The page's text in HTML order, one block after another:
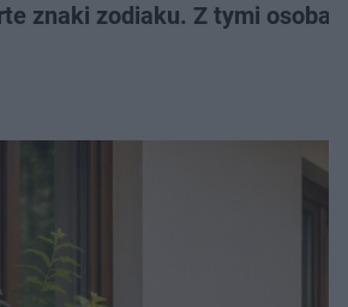
znaki zodiaku. Z tymi